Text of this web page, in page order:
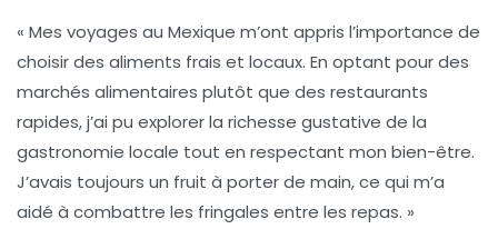
« Mes voyages au Mexique m’ont appris l’importance de
choisir des aliments frais et locaux. En optant pour des
marchés alimentaires plutôt que des restaurants
rapides, j’ai pu explorer la richesse gustative de la
gastronomie locale tout en respectant mon bien-être.
J’avais toujours un fruit à porter de main, ce qui m’a
aidé à combattre les fringales entre les repas. »